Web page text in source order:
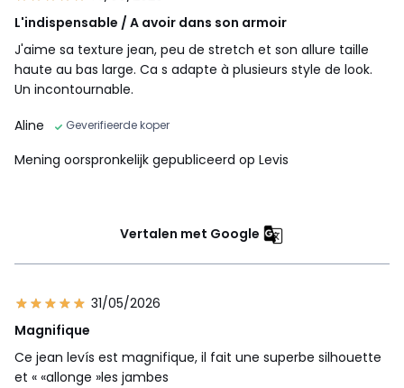
L'indispensable / A avoir dans son armoir
J'aime sa texture jean, peu de stretch et son allure taille
haute au bas large. Ca s adapte à plusieurs style de look.
Un incontournable.
Aline
Geverifieerde koper
Mening oorspronkelijk gepubliceerd op Levis
Vertalen met Google
31/05/2026
Magnifique
Ce jean levís est magnifique, il fait une superbe silhouette
et « «allonge »les jambes